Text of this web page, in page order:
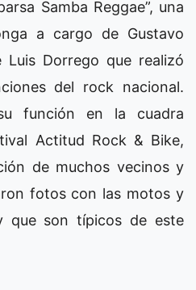
Samba Reggae”, una
a cargo de Gustavo
Dorrego que realizó
del rock nacional.
función en la cuadra
Actitud Rock & Bike,
de muchos vecinos y
fotos con las motos y
que son típicos de este